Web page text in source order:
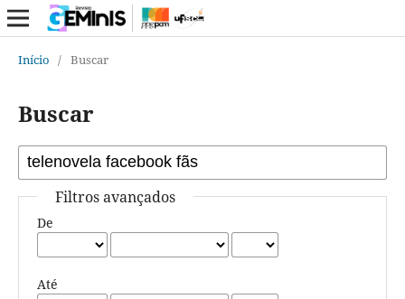
Início / Buscar
Buscar
Filtros avançados
De
Até